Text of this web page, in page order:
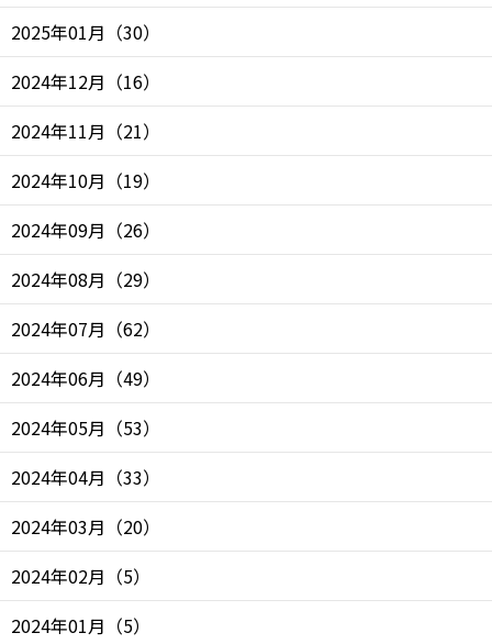
2025年01月 （30）
2024年12月 （16）
2024年11月 （21）
2024年10月 （19）
2024年09月 （26）
2024年08月 （29）
2024年07月 （62）
2024年06月 （49）
2024年05月 （53）
2024年04月 （33）
2024年03月 （20）
2024年02月 （5）
2024年01月 （5）